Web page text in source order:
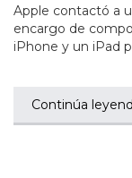
Apple contactó a
encargo de
iPhone y un iPad
Continúa